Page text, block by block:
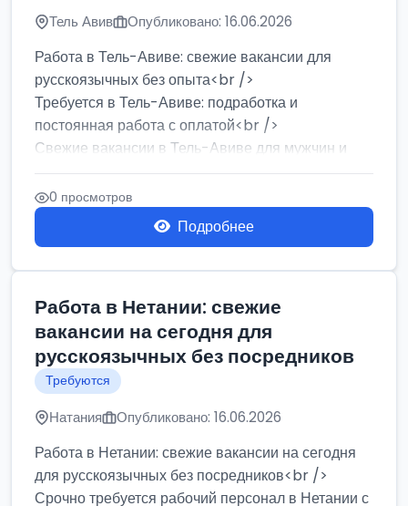
Тель Авив Опубликовано: 16.06.2026
Работа в Тель-Авиве: свежие вакансии для
русскоязычных без опыта<br />
Требуется в Тель-Авиве: подработка и
постоянная работа с оплатой<br />
Свежие вакансии в Тель-Авиве для мужчин и
женщин от хозя...
0 просмотров
Подробнее
Работа в Нетании: свежие
вакансии на сегодня для
русскоязычных без посредников
Требуются
Натания Опубликовано: 16.06.2026
Работа в Нетании: свежие вакансии на сегодня
для русскоязычных без посредников<br />
Срочно требуется рабочий персонал в Нетании с